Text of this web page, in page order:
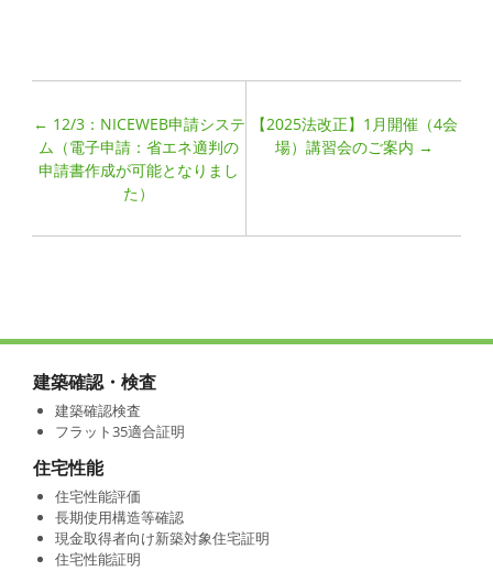
← 12/3：NICEWEB申請システ
ム（電子申請：省エネ適判の
申請書作成が可能となりまし
た）
【2025法改正】1月開催（4会
場）講習会のご案内 →
建築確認・検査
建築確認検査
フラット35適合証明
住宅性能
住宅性能評価
長期使用構造等確認
現金取得者向け新築対象住宅証明
住宅性能証明